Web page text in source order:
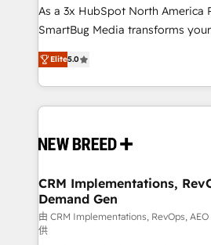
custom AI agents, and high-
total reporting clarity. Security & Compliance: SOC 2
security. 🏆 Why Bluleadz? GTM OS Partner | 16+
Years Experience | 1,000+ Five-
As a 3x HubSpot North America
SmartBug Media transforms
into a revenue engine. Our
includes specialized divisions
Software) and Point Success
making this the official home for
and system integrations powered
trainers to drive platform adoption. 📈
Generation - Full-funnel marketing and high-
performance advertising via
Expert deployment of Breeze AI
Elite5.0
CRM Implementations,
Demand Gen
由 CRM Implementations, RevOps,
供